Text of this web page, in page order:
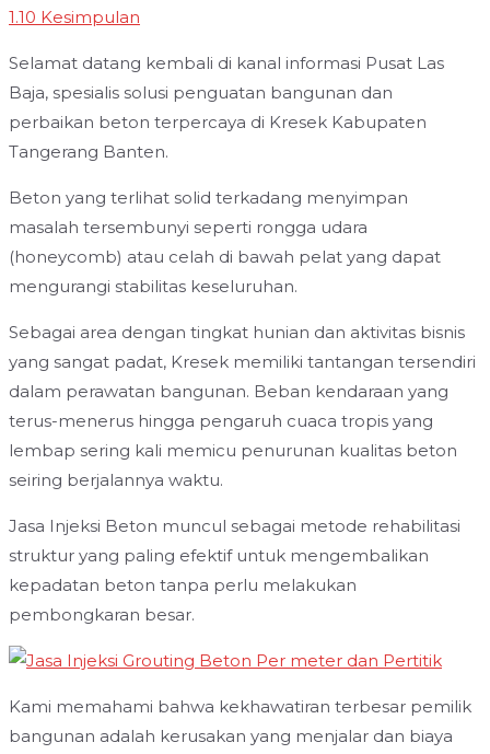
1.10 Kesimpulan
Selamat datang kembali di kanal informasi Pusat Las
Baja, spesialis solusi penguatan bangunan dan
perbaikan beton terpercaya di Kresek Kabupaten
Tangerang Banten.
Beton yang terlihat solid terkadang menyimpan
masalah tersembunyi seperti rongga udara
(honeycomb) atau celah di bawah pelat yang dapat
mengurangi stabilitas keseluruhan.
Sebagai area dengan tingkat hunian dan aktivitas bisnis
yang sangat padat, Kresek memiliki tantangan tersendiri
dalam perawatan bangunan. Beban kendaraan yang
terus-menerus hingga pengaruh cuaca tropis yang
lembap sering kali memicu penurunan kualitas beton
seiring berjalannya waktu.
Jasa Injeksi Beton muncul sebagai metode rehabilitasi
struktur yang paling efektif untuk mengembalikan
kepadatan beton tanpa perlu melakukan
pembongkaran besar.
Kami memahami bahwa kekhawatiran terbesar pemilik
bangunan adalah kerusakan yang menjalar dan biaya